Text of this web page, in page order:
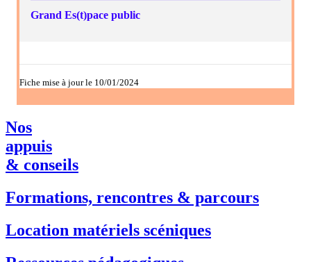
Grand Es(t)pace public
Fiche mise à jour le 10/01/2024
Nos
appuis
& conseils
Formations, rencontres & parcours
Location matériels scéniques